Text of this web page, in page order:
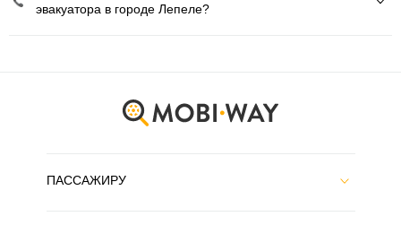
эвакуатора в городе Лепеле?
ПАССАЖИРУ